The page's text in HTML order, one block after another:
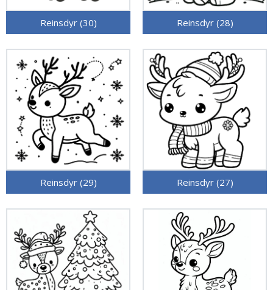
Reinsdyr (30) Reinsdyr (28)
Reinsdyr (29) Reinsdyr (27)